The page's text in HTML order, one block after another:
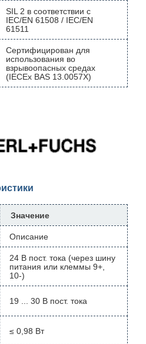
SIL 2 в соответствии с
IEC/EN 61508 / IEC/EN
61511
Сертифицирован для
использования во
взрывоопасных средах
(IECEx BAS 13.0057X)
Значение
Описание
24 В пост. тока (через шину
питания или клеммы 9+,
10-)
19 ... 30 В пост. тока
≤ 0,98 Вт